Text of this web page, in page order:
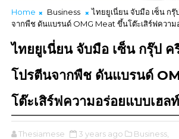
Home Business
ไทยยูเนี่ยน จับมือ เซ็น กรุ๊
จากพืช ดันแบรนด์ OMG Meat ขึ้นโต๊ะเสิร์ฟความ
ไทยยูเนี่ยน จับมือ เซ็น กรุ๊ป ค
โปรตีนจากพืช ดันแบรนด์
โต๊ะเสิร์ฟความอร่อยแบบเฮล
Thesiamese 3 years ago Business,